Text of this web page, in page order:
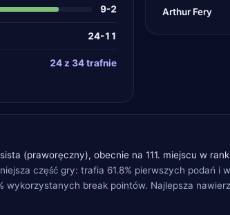
9-2
24-11
24 z 34 trafnie
Arthur Fery
(praworęczny), obecnie na 111. miejscu w
część gry: trafia 61.8% pierwszych podań i
wykorzystanych break pointów. Najlepsza